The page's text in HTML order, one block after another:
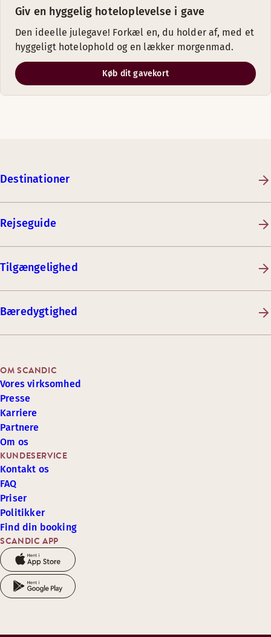
Giv en hyggelig hoteloplevelse i gave
Den ideelle julegave! Forkæl en, du holder af, med et
hyggeligt hotelophold og en lækker morgenmad.
Køb dit gavekort
Destinationer
Rejseguide
Tilgængelighed
Bæredygtighed
SCANDIC APP
KUNDESERVICE
Kontakt os
FAQ
Priser
Politikker
Find din booking
OM SCANDIC
Vores virksomhed
Presse
Karriere
Partnere
Om os